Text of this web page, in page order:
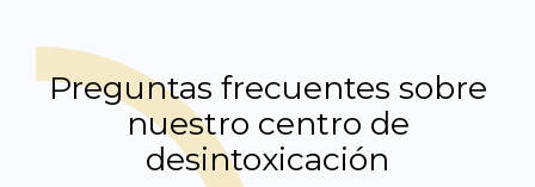
Preguntas frecuentes sobre
nuestro centro de
desintoxicación